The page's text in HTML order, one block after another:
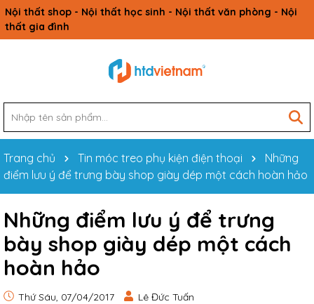
Nội thất shop - Nội thất học sinh - Nội thất văn phòng - Nội
thất gia đình
Trang chủ Tin móc treo phụ kiện điện thoại
Những
điểm lưu ý để trưng bày shop giày dép một cách hoàn hảo
Những điểm lưu ý để trưng
bày shop giày dép một cách
hoàn hảo
Thứ Sáu, 07/04/2017
Lê Đức Tuấn